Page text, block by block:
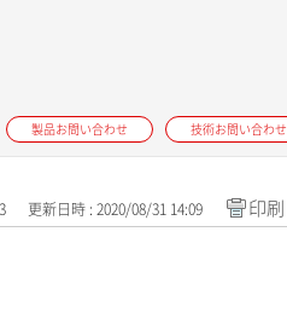
製品お問い合わせ 技術お問い合わせ
更新日時 : 2020/08/31 14:09 印刷